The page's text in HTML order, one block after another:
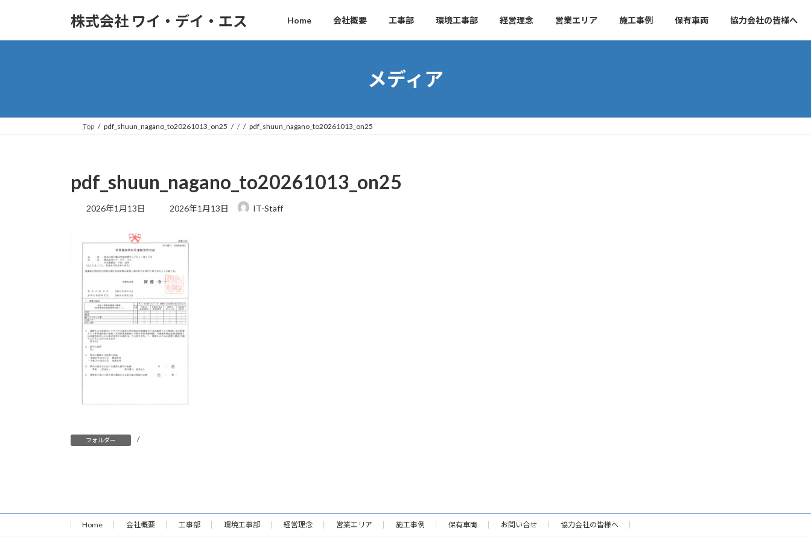
株式会社 ワイ・デイ・エス Home 会社概要 工事部 環境工事部 経営理念 営業エリア 施工事例 保有車両 協力会社の皆様へ
メディア
Top pdf_shuun_nagano_to20261013_on25 / pdf_shuun_nagano_to20261013_on25
pdf_shuun_nagano_to20261013_on25
2026年1月13日 2026年1月13日 IT-Staff
フォルダー /
Home 会社概要 工事部 環境工事部 経営理念 営業エリア 施工事例 保有車両 お問い合せ 協力会社の皆様へ